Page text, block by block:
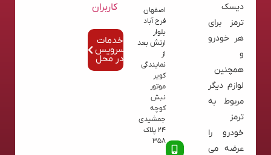
دیسک
ترمز برای
هر خودرو
و
همچنین
لوازم دیگر
مربوط به
ترمز
خودرو را
عرضه می
اصفهان
فرح آباد
بلوار
ارتش بعد
از
نمایندگی
کویر
موتور
نبش
کوچه
جمشیدی
24 پلاک
358
کاربران
خدمات
سرویس
در محل